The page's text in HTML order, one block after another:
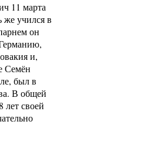
11 марта
же учился в
он
и,
Семён
был в
В общей
лет своей